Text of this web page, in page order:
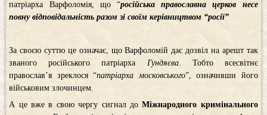
патріарха Варфоломія, що “російська православна церков несе
повну відповідальність разом зі своїм керівництвом “росії”
За своєю суттю це означає, що Варфоломій дає дозвіл на арешт так
званого російського патріарха Гундяєва. Тобто всесвітнє
православ’я зреклося “патріарха московського”, означивши його
військовим злочинцем.
А це вже в свою чергу сигнал доМіжнародного кримінального